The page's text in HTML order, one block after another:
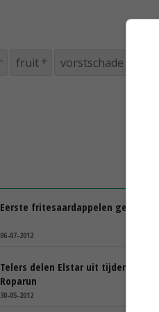
fruit vorstschade
Eerste fritesaardappelen gerooid
06-07-2012
Telers delen Elstar uit tijdens
Roparun
30-05-2012